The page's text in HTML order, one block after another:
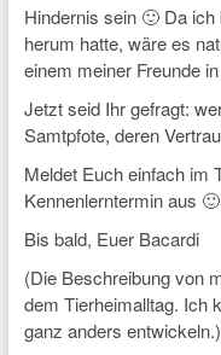
Hindernis sein 🙂 Da
herum hatte, wäre es
einem meiner Freunde
Jetzt seid Ihr gefragt:
Samtpfote, deren
Meldet Euch einfach im
Kennenlerntermin aus 🙂
Bis bald, Euer Bacardi
(Die Beschreibung von
dem Tierheimalltag. Ich
ganz anders entwickeln.)